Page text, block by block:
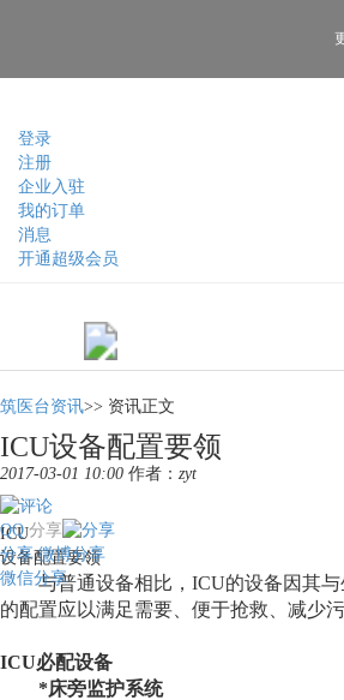
登录
注册
企业入驻
我的订单
消息
开通超级会员
筑医台资讯>> 资讯正文
ICU设备配置要领
2017-03-01 10:00 作者： zyt
分享
QQ
分享 微博分享
微信分享
ICU
设备配置要领
与普通设备相比， ICU的设备因其
的配置应以满足需要、便于抢救、减少污
ICU必配设备
*床旁监护系统